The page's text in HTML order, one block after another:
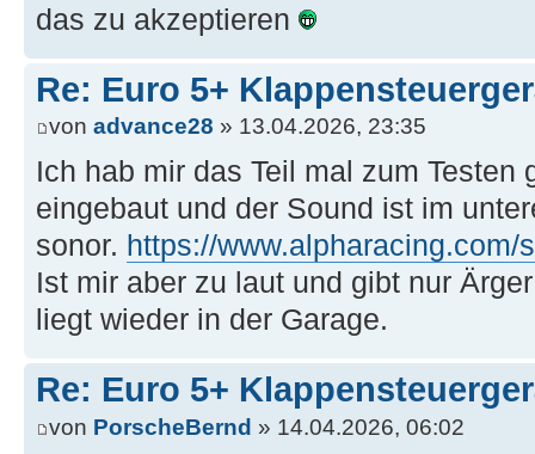
das zu akzeptieren
Re: Euro 5+
von advance28 » 13.04.2026, 23:35
Ich hab mir das Teil mal zum Testen
eingebaut und der Sound ist im
sonor. https://
Ist mir aber zu laut und gibt nur
liegt wieder in der Garage.
Re: Euro 5+
von PorscheBernd » 14.04.2026, 06:02